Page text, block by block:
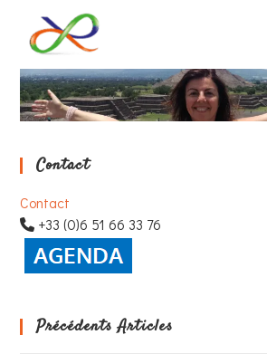
content
Contact
Contact
+33 (0)6 51 66 33 76
Précédents Articles